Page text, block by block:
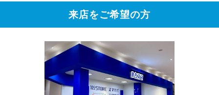
来店をご希望の方